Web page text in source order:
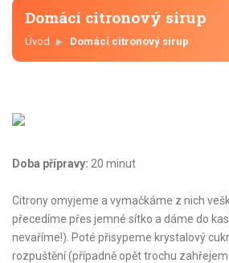
Domácí citronový sirup
Úvod Domácí citronový sirup
Doba přípravy: 20 minut
Citrony omyjeme a vymačkáme z nich
přecedíme přes jemné sítko a dáme do
nevaříme!). Poté přisypeme krystalový
rozpuštění (případně opět trochu